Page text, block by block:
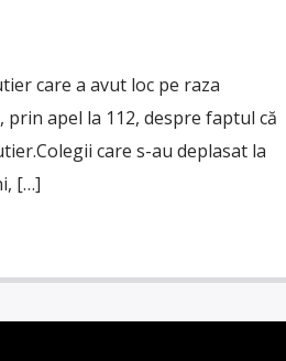
care a avut loc pe raza
prin apel la 112, despre faptul că
care s-au deplasat la
[…]